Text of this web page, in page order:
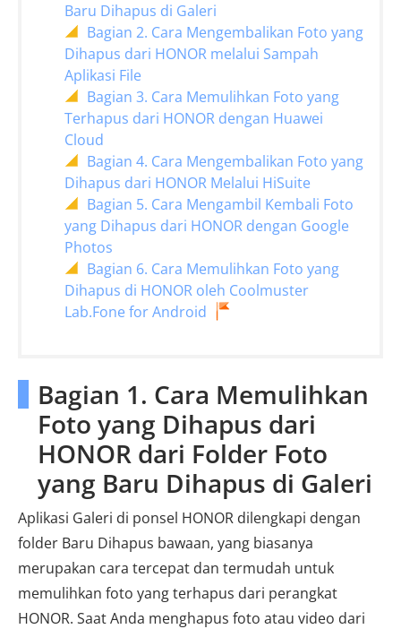
Baru Dihapus di Galeri
Bagian 2. Cara Mengembalikan Foto yang
Dihapus dari HONOR melalui Sampah
Aplikasi File
Bagian 3. Cara Memulihkan Foto yang
Terhapus dari HONOR dengan Huawei
Cloud
Bagian 4. Cara Mengembalikan Foto yang
Dihapus dari HONOR Melalui HiSuite
Bagian 5. Cara Mengambil Kembali Foto
yang Dihapus dari HONOR dengan Google
Photos
Bagian 6. Cara Memulihkan Foto yang
Dihapus di HONOR oleh Coolmuster
Lab.Fone for Android
Bagian 1. Cara Memulihkan
Foto yang Dihapus dari
HONOR dari Folder Foto
yang Baru Dihapus di Galeri
Aplikasi Galeri di ponsel HONOR dilengkapi dengan
folder Baru Dihapus bawaan, yang biasanya
merupakan cara tercepat dan termudah untuk
memulihkan foto yang terhapus dari perangkat
HONOR. Saat Anda menghapus foto atau video dari